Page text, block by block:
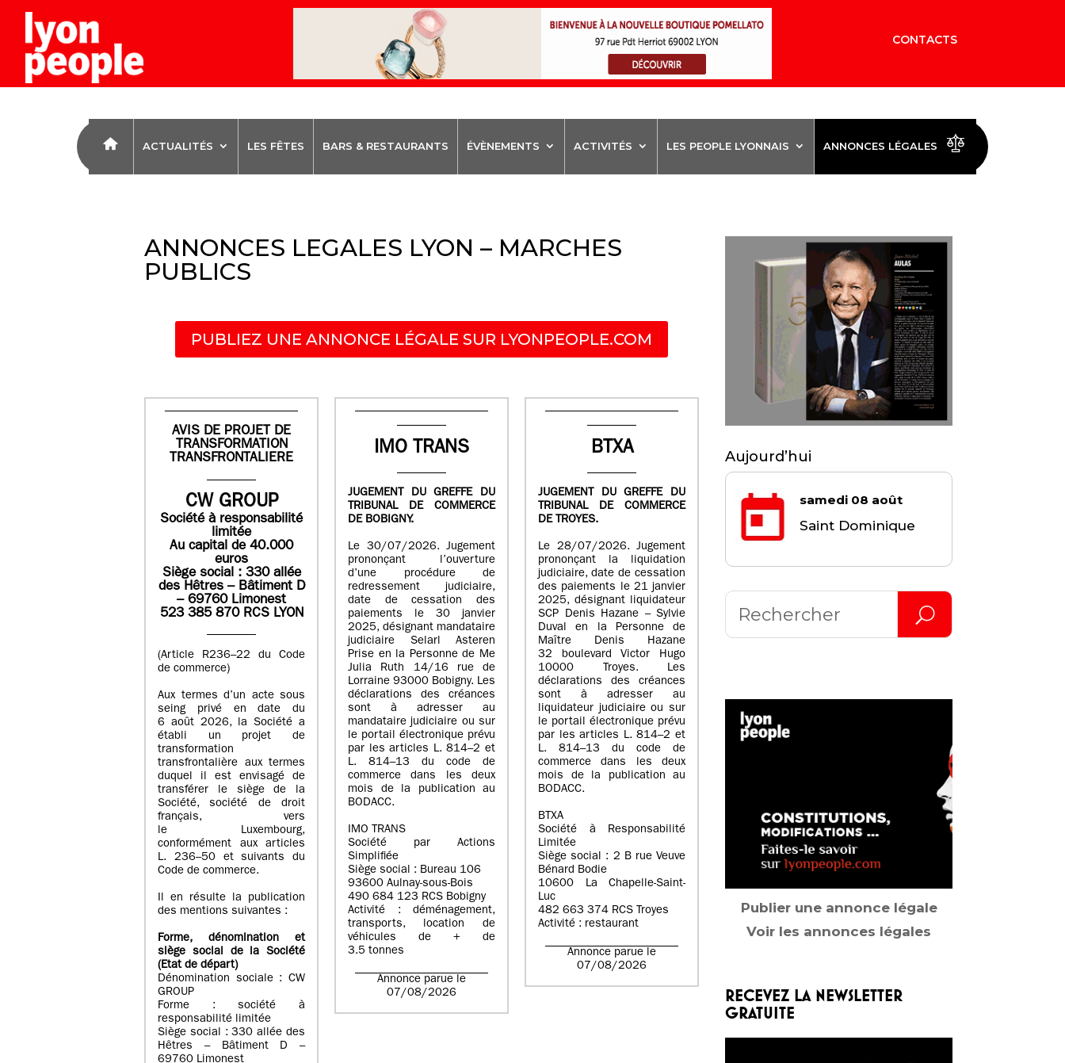
CONTACTS
ACTUALITÉS LES FÊTES BARS & RESTAURANTS ÉVÈNEMENTS ACTIVITÉS LES PEOPLE LYONNAIS ANNONCES LÉGALES
ANNONCES LEGALES LYON – MARCHES
PUBLICS
PUBLIEZ UNE ANNONCE LÉGALE SUR LYONPEOPLE.COM
AVIS DE PROJET DE
TRANSFORMATION
TRANSFRONTALIERE
CW GROUP
Société à responsabilité
limitée
Au capital de 40.000
euros
Siège social : 330 allée
des Hêtres – Bâtiment D
– 69760 Limonest
523 385 870 RCS LYON
(Article R236–22 du Code
de commerce)
Aux termes d’un acte sous
seing privé en date du
6 août 2026, la Société a
établi un projet de
transformation
transfrontalière aux termes
duquel il est envisagé de
transférer le siège de la
Société, société de droit
français, vers
le Luxembourg,
conformément aux articles
L. 236–50 et suivants du
Code de commerce.
Il en résulte la publication
des mentions suivantes :
Forme, dénomination et
siège social de la Société
(Etatde départ)
Dénomination sociale : CW
GROUP
Forme : société à
responsabilité limitée
Siège social : 330 allée des
Hêtres – Bâtiment D –
69760 Limonest
IMO TRANS
JUGEMENT DU GREFFE DU
TRIBUNAL DE COMMERCE
DE BOBIGNY.
Le 30/07/2026. Jugement
prononçant l’ouverture
d’une procédure de
redressement judiciaire,
date de cessation des
paiements le 30 janvier
2025, désignant mandataire
judiciaire Selarl Asteren
Prise en la Personne de Me
Julia Ruth 14/16 rue de
Lorraine 93000 Bobigny. Les
déclarations des créances
sont à adresser au
mandataire judiciaire ou sur
le portail électronique prévu
par les articles L. 814–2 et
L. 814–13 du code de
commerce dans les deux
mois de la publication au
BODACC.
IMO TRANS
Société par Actions
Simplifiée
Siège social : Bureau 106
93600 Aulnay-sous-Bois
490 684 123 RCS Bobigny
Activité : déménagement,
transports, location de
véhicules de + de
3.5 tonnes
Annonce parue le
07/08/2026
BTXA
JUGEMENT DU GREFFE DU
TRIBUNAL DE COMMERCE
DE TROYES.
Le 28/07/2026. Jugement
prononçant la liquidation
judiciaire, date de cessation
des paiements le 21 janvier
2025, désignant liquidateur
SCP Denis Hazane – Sylvie
Duval en la Personne de
Maître Denis Hazane
32 boulevard Victor Hugo
10000 Troyes. Les
déclarations des créances
sont à adresser au
liquidateur judiciaire ou sur
le portail électronique prévu
par les articles L. 814–2 et
L. 814–13 du code de
commerce dans les deux
mois de la publication au
BODACC.
BTXA
Société à Responsabilité
Limitée
Siège social : 2 B rue Veuve
Bénard Bodie
10600 La Chapelle-Saint-
Luc
482 663 374 RCS Troyes
Activité : restaurant
Annonce parue le
07/08/2026
Aujourd’hui
samedi 08 août
Saint Dominique
Publier une annonce légale
Voir les annonces légales
RECEVEZ LA NEWSLETTER
GRATUITE